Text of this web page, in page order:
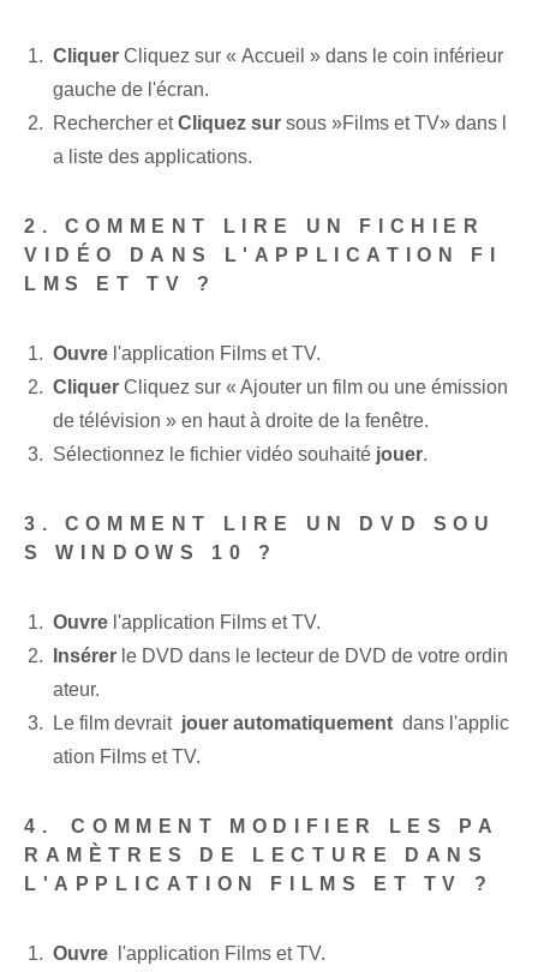
Cliquer Cliquez sur « Accueil » dans le coin inférieur
gauche de l'écran.
Rechercher etCliquez sur sous ⁤»Films et TV» dans l
a liste des applications‍.
2. COMMENT LIRE UN FICHIER
VIDÉO DANS L'APPLICATION FI
LMS ET TV ?
Ouvre l'application Films et TV.
Cliquer Cliquez sur « Ajouter un film⁤ ou une émission
de télévision » en haut⁢ à droite⁣ de la ⁤fenêtre.
Sélectionnez​ le fichier vidéo souhaité jouer.
3. COMMENT LIRE UN DVD SOU
S WINDOWS 10 ?
Ouvre l'application Films et TV.
Insérer le‌ DVD ⁤dans le lecteur de DVD de votre ordin
ateur.
Le film devrait ‌ jouer automatiquement ​ dans l'applic
ation Films et TV.
4. ⁢COMMENT MODIFIER LES PA
RAMÈTRES DE LECTURE DANS
L'APPLICATION FILMS ET TV ?
Ouvre ⁢ l'application Films et TV.